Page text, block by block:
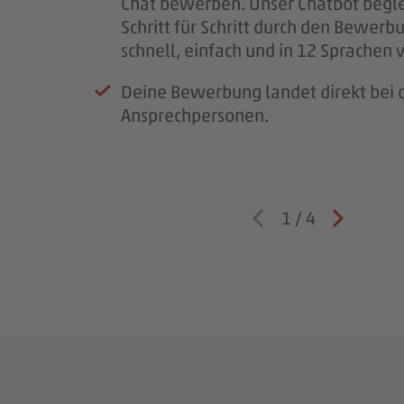
Schritt für Schritt durch den
schnell, einfach und in 12 Sprachen
Deine Bewerbung landet direkt bei
Ansprechpersonen.
Wenn wir Rückfragen haben,
1 / 4